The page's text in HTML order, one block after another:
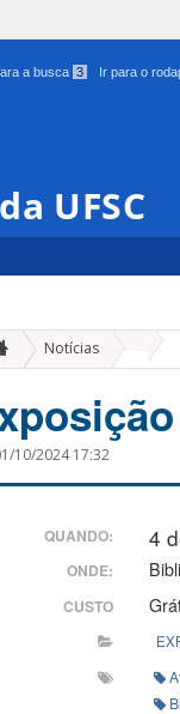
a busca 3 Ir para o
UFSC
Notícias
10/2024 17:32
QUANDO: 4
ONDE:
CUSTO